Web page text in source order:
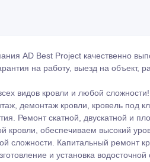
AD Best Project качественно
на работу, выезд на объект,
видов кровли и любой
демонтаж кровли, кровель под
Ремонт скатной, двускатной и
кровли, обеспечиваем высокий
сложности. Капитальный ремонт
и установка